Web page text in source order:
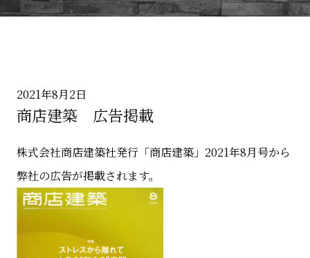
2021年8月2日
商店建築 広告掲載
株式会社商店建築社発行「商店建築」2021年8月号から
弊社の広告が掲載されます。